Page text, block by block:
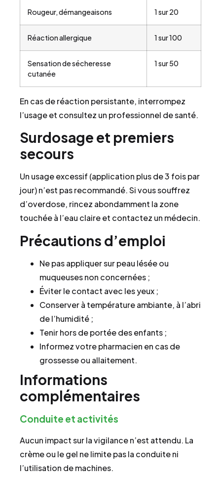
Rougeur, démangeaisons 1 sur 20
Réaction allergique 1 sur 100
Sensation de sécheresse
cutanée
1 sur 50
En cas de réaction persistante, interrompez
l’usage et consultez un professionnel de santé.
Surdosage et premiers
secours
Un usage excessif (application plus de 3 fois par
jour) n’est pas recommandé. Si vous souffrez
d’overdose, rincez abondamment la zone
touchée à l’eau claire et contactez un médecin.
Précautions d’emploi
Ne pas appliquer sur peau lésée ou
muqueuses non concernées ;
Éviter le contact avec les yeux ;
Conserver à température ambiante, à l’abri
de l’humidité ;
Tenir hors de portée des enfants ;
Informez votre pharmacien en cas de
grossesse ou allaitement.
Informations
complémentaires
Conduite et activités
Aucun impact sur la vigilance n’est attendu. La
crème ou le gel ne limite pas la conduite ni
l’utilisation de machines.